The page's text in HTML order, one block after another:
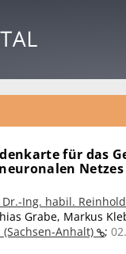
für das
Netzes
Dr.-Ing. habil.
Grabe, Markus
(Sachsen-Anhalt) ;